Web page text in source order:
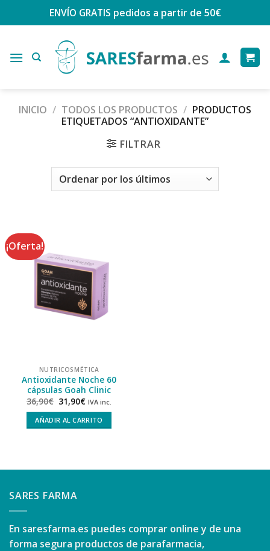
ENVÍO GRATIS pedidos a partir de 50€
INICIO / TODOS LOS PRODUCTOS / PRODUCTOS
ETIQUETADOS “ANTIOXIDANTE”
FILTRAR
¡Oferta!
NUTRICOSMÉTICA
Antioxidante Noche 60
cápsulas Goah Clinic
36,90€ 31,90€ IVA inc.
AÑADIR AL CARRITO
SARES FARMA
En saresfarma.es puedes comprar online y de una
forma segura productos de parafarmacia,